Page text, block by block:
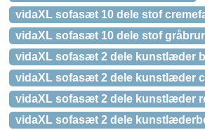
vidaXL sofasæt 10 dele stof
vidaXL sofasæt 10 dele stof
vidaXL sofasæt 2 dele kunstlæder
vidaXL sofasæt 2 dele kunstlæder
vidaXL sofasæt 2 dele kunstlæder
vidaXL sofasæt 2 dele